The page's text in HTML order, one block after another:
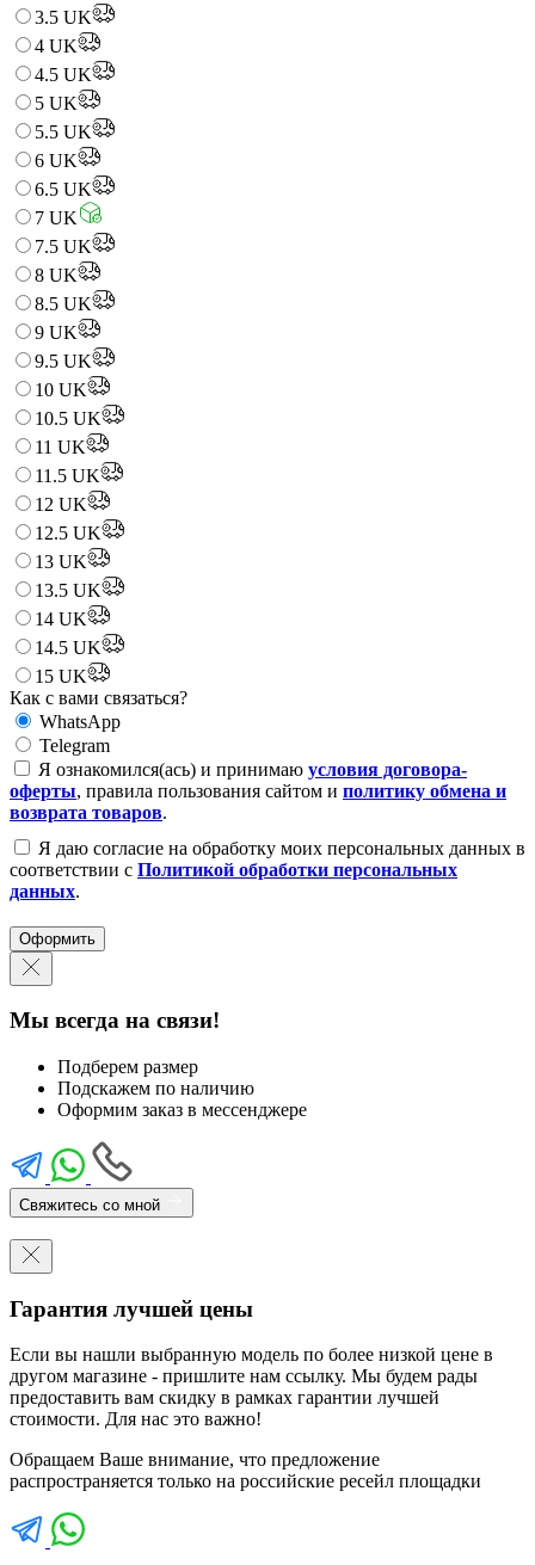
3.5 UK
4 UK
4.5 UK
5 UK
5.5 UK
6 UK
6.5 UK
7 UK
7.5 UK
8 UK
8.5 UK
9 UK
9.5 UK
10 UK
10.5 UK
11 UK
11.5 UK
12 UK
12.5 UK
13 UK
13.5 UK
14 UK
14.5 UK
15 UK
Как с вами связаться?
WhatsApp
Telegram
Я ознакомился(ась) и принимаю условия договора-
оферты, правила пользования сайтом и политику обмена и
возврата товаров.
Я даю согласие на обработку моих персональных данных в
соответствии с Политикой обработки персональных
данных.
Оформить
Мы всегда на связи!
Подберем размер
Подскажем по наличию
Оформим заказ в мессенджере
Свяжитесь со мной
Гарантия лучшей цены
Если вы нашли выбранную модель по более низкой цене в
другом магазине - пришлите нам ссылку. Мы будем рады
предоставить вам скидку в рамках гарантии лучшей
стоимости. Для нас это важно!
Обращаем Ваше внимание, что предложение
распространяется только на российские ресейл площадки